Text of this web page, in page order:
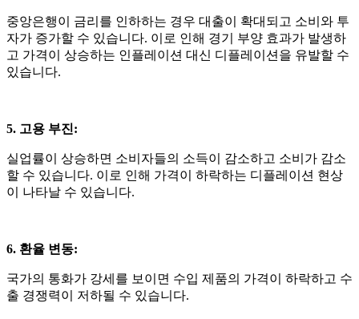
중앙은행이 금리를 인하하는 경우 대출이 확대되고 소비와 투
자가 증가할 수 있습니다. 이로 인해 경기 부양 효과가 발생하
고 가격이 상승하는 인플레이션 대신 디플레이션을 유발할 수
있습니다.
5. 고용 부진:
실업률이 상승하면 소비자들의 소득이 감소하고 소비가 감소
할 수 있습니다. 이로 인해 가격이 하락하는 디플레이션 현상
이 나타날 수 있습니다.
6. 환율 변동:
국가의 통화가 강세를 보이면 수입 제품의 가격이 하락하고 수
출 경쟁력이 저하될 수 있습니다.